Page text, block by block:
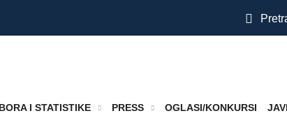
I STATISTIKE PRESS OGLASI/KONKURSI